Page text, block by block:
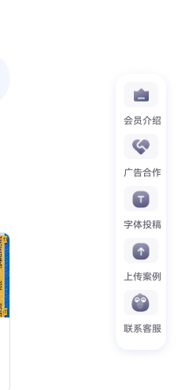
会员介绍
广告合作
字体投稿
上传案例
联系客服